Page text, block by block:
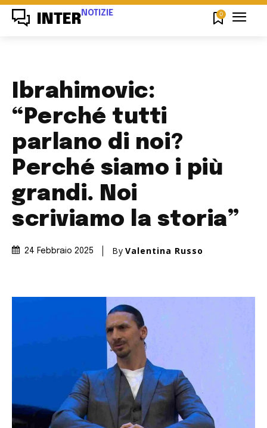
INTER NOTIZIE 0
Ibrahimovic:
“Perché tutti
parlano di noi?
Perché siamo i più
grandi. Noi
scriviamo la storia”
24 Febbraio 2025 By Valentina Russo